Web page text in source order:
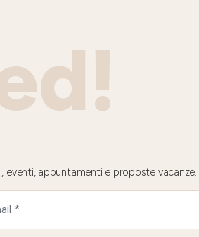
appuntamenti e proposte vacanze.